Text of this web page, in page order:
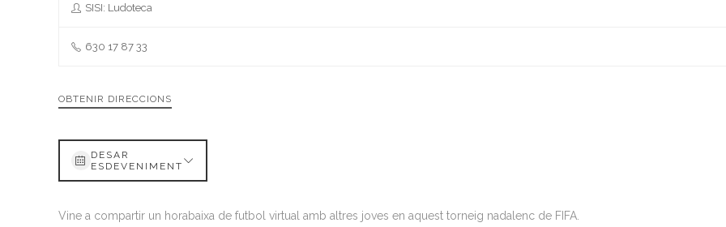
SISI: Ludoteca
630 17 87 33
OBTENIR DIRECCIONS
DESAR
ESDEVENIMENT
Vine a compartir un horabaixa de futbol virtual amb altres joves en aquest torneig nadalenc de FIFA.